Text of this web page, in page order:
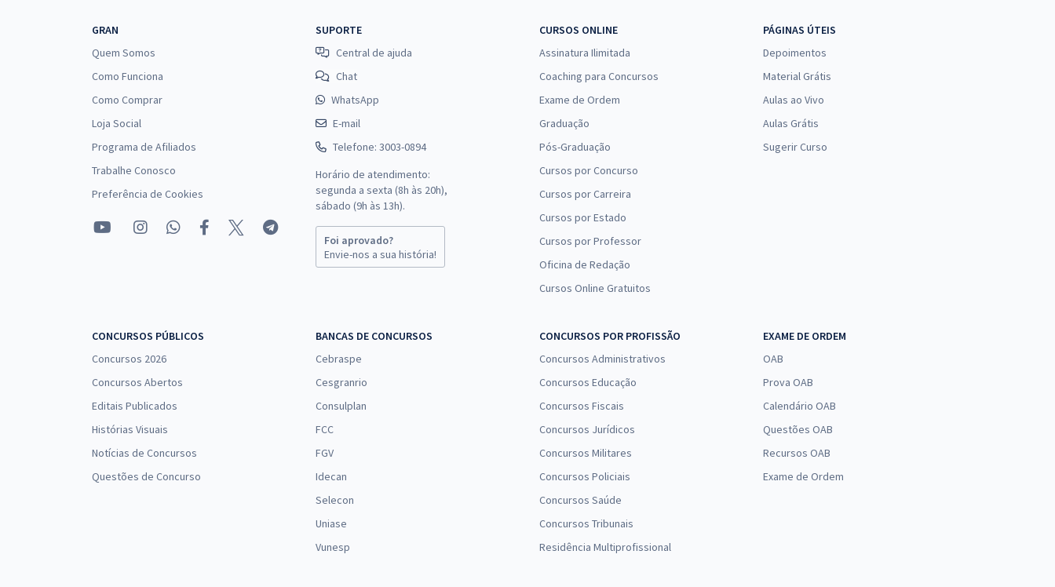
GRAN
Quem Somos
Como Funciona
Como Comprar
Loja Social
Programa de Afiliados
Trabalhe Conosco
Preferência de Cookies
SUPORTE
Central de ajuda
Chat
WhatsApp
E-mail
Telefone: 3003-0894
Horário de atendimento:
segunda a sexta (8h às 20h),
sábado (9h às 13h).
Foi aprovado?
Envie-nos a sua história!
CURSOS ONLINE
Assinatura Ilimitada
Coaching para Concursos
Exame de Ordem
Graduação
Pós-Graduação
Cursos por Concurso
Cursos por Carreira
Cursos por Estado
Cursos por Professor
Oficina de Redação
Cursos Online Gratuitos
PÁGINAS ÚTEIS
Depoimentos
Material Grátis
Aulas ao Vivo
Aulas Grátis
Sugerir Curso
CONCURSOS PÚBLICOS
Concursos 2026
Concursos Abertos
Editais Publicados
Histórias Visuais
Notícias de Concursos
Questões de Concurso
BANCAS DE CONCURSOS
Cebraspe
Cesgranrio
Consulplan
FCC
FGV
Idecan
Selecon
Uniase
Vunesp
CONCURSOS POR PROFISSÃO
Concursos Administrativos
Concursos Educação
Concursos Fiscais
Concursos Jurídicos
Concursos Militares
Concursos Policiais
Concursos Saúde
Concursos Tribunais
Residência Multiprofissional
EXAME DE ORDEM
OAB
Prova OAB
Calendário OAB
Questões OAB
Recursos OAB
Exame de Ordem